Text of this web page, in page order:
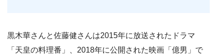
黒木華さんと佐藤健さんは2015年に放送されたドラマ
「天皇の料理番」、2018年に公開された映画「億男」で